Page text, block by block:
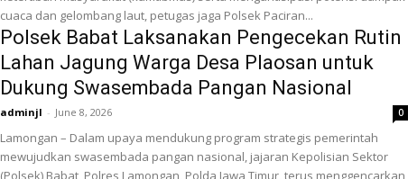
cuaca dan gelombang laut, petugas jaga Polsek Paciran...
Polsek Babat Laksanakan Pengecekan Rutin
Lahan Jagung Warga Desa Plaosan untuk
Dukung Swasembada Pangan Nasional
adminjl - June 8, 2026 0
Lamongan – Dalam upaya mendukung program strategis pemerintah
mewujudkan swasembada pangan nasional, jajaran Kepolisian Sektor
(Polsek) Babat, Polres Lamongan, Polda Jawa Timur, terus menggencarkan